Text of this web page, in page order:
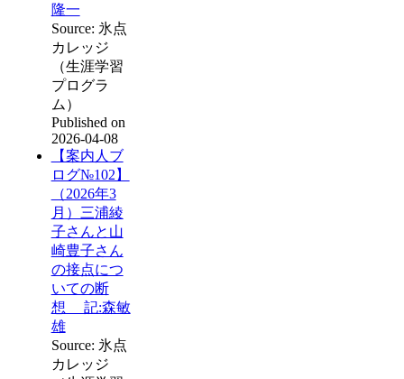
隆一
Source: 氷点
カレッジ
（生涯学習
プログラ
ム）
Published on
2026-04-08
【案内人ブ
ログ№102】
（2026年3
月）三浦綾
子さんと山
崎豊子さん
の接点につ
いての断
想 記:森敏
雄
Source: 氷点
カレッジ